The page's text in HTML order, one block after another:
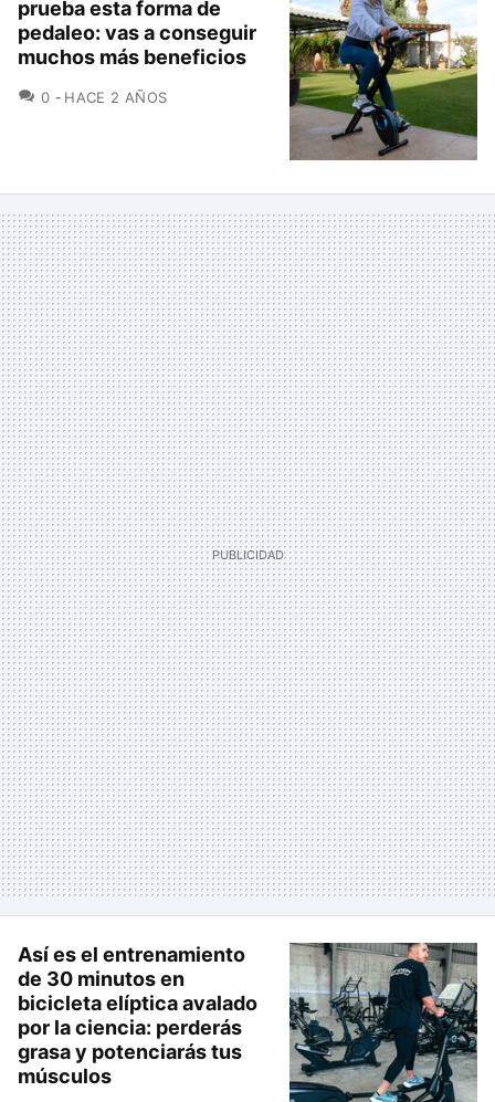
prueba esta forma de
pedaleo: vas a conseguir
muchos más beneficios
0 COMENTARIOS
HACE 2 AÑOS
Así es el entrenamiento
de 30 minutos en
bicicleta elíptica avalado
por la ciencia: perderás
grasa y potenciarás tus
músculos